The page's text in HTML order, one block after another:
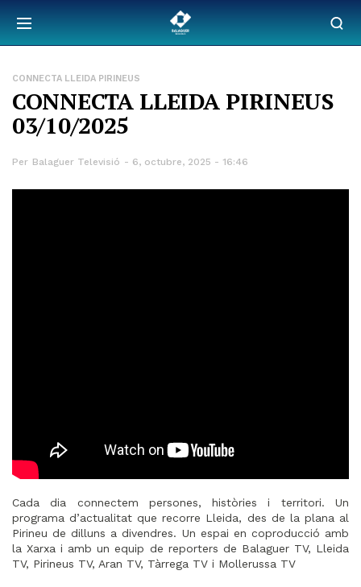
CONNECTA LLEIDA PIRINEUS
CONNECTA LLEIDA PIRINEUS
03/10/2025
Per Balaguer Televisió 6, octubre, 2025 - 16:46
Cada dia connectem persones, històries i territori. Un
programa d’actualitat que recorre Lleida, des de la plana al
Pirineu de dilluns a divendres. Un espai en coproducció amb
la Xarxa i amb un equip de reporters de Balaguer TV, Lleida
TV, Pirineus TV, Aran TV, Tàrrega TV i Mollerussa TV